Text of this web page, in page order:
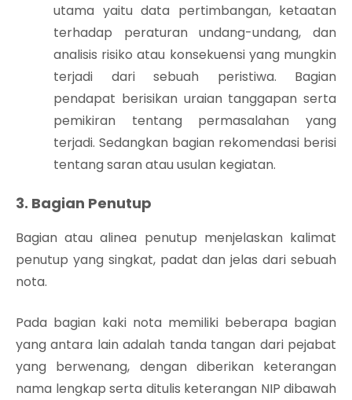
utama yaitu data pertimbangan, ketaatan
terhadap peraturan undang-undang, dan
analisis risiko atau konsekuensi yang mungkin
terjadi dari sebuah peristiwa. Bagian
pendapat berisikan uraian tanggapan serta
pemikiran tentang permasalahan yang
terjadi. Sedangkan bagian rekomendasi berisi
tentang saran atau usulan kegiatan.
3. Bagian Penutup
Bagian atau alinea penutup menjelaskan kalimat
penutup yang singkat, padat dan jelas dari sebuah
nota.
Pada bagian kaki nota memiliki beberapa bagian
yang antara lain adalah tanda tangan dari pejabat
yang berwenang, dengan diberikan keterangan
nama lengkap serta ditulis keterangan NIP dibawah